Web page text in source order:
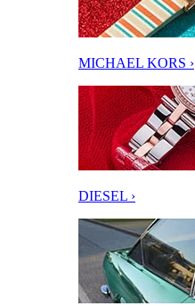
MICHAEL KORS ›
DIESEL ›